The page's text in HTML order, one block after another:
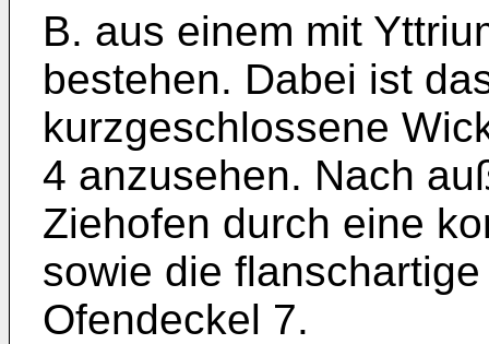
B. aus einem mit
bestehen. Dabei ist
kurzgeschlossene
4 anzusehen. Nach
Ziehofen durch eine
sowie die
Ofendeckel 7.